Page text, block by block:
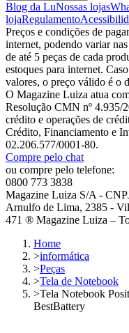
Blog da LuNossas lojas
lojaRegulamento
Preços e condições de
internet, podendo variar
de até 5 peças de cada
estoques para internet.
valores, o preço válido é o
O Magazine Luiza atua
Resolução CMN nº 4.935/
crédito e operações de
Crédito, Financiamento e
02.206.577/0001-80.
Compre pelo chat
ou compre pelo telefone:
0800 773 3838
Magazine Luiza S/A -
Arnulfo de Lima, 2385 -
471 ® Magazine Luiza –
Home
>informática
>Peças
>Tela de Notebook
>Tela Notebook
BestBattery